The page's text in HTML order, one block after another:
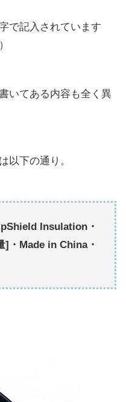
で記入されています
いてある内容も全く異
以下の通り。
Insulation・
]・Made in China・